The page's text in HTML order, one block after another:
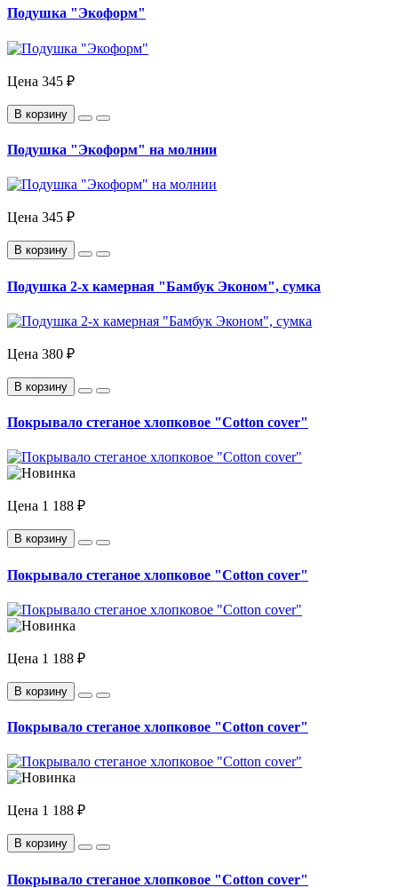
Подушка "Экоформ"
Цена 345 ₽
В корзину
Подушка "Экоформ" на молнии
Цена 345 ₽
В корзину
Подушка 2-х камерная "Бамбук Эконом", сумка
Цена 380 ₽
В корзину
Покрывало стеганое хлопковое "Cotton cover"
Цена 1 188 ₽
В корзину
Покрывало стеганое хлопковое "Cotton cover"
Цена 1 188 ₽
В корзину
Покрывало стеганое хлопковое "Cotton cover"
Цена 1 188 ₽
В корзину
Покрывало стеганое хлопковое "Cotton cover"